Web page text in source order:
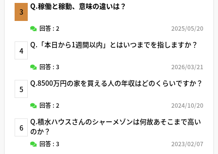
3
Q.稼働と稼動、意味の違いは？
回答 : 2 2025/05/20
4
Q.「本日から1週間以内」とはいつまでを指しますか？
回答 : 3 2026/03/21
5
Q.8500万円の家を買える人の年収はどのくらいですか？
回答 : 2 2024/10/20
6
Q.積水ハウスさんのシャーメゾンは何故あそこまで高い
のか？
回答 : 3 2023/02/07